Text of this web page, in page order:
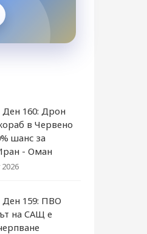
Ден 160: Дрон
в Червено
шанс за
- Оман
2026
Ден 159: ПВО
на САЩ е